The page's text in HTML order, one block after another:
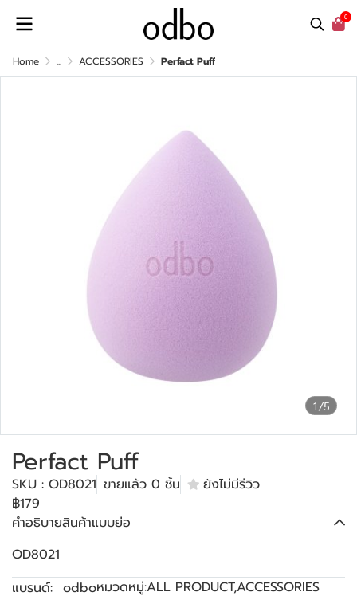
0
Home ... ACCESSORIES Perfact Puff
1/5
Perfact Puff
SKU : OD8021 ขายแล้ว 0 ชิ้น
ยังไม่มีรีวิว
฿179
คำอธิบายสินค้าแบบย่อ
OD8021
แบรนด์: odboหมวดหมู่:ALL PRODUCT,ACCESSORIES